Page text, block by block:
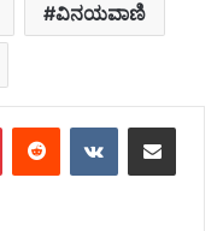
ವಿನಯವಾಣಿ
PinterestReddit VKontakteShare via Email